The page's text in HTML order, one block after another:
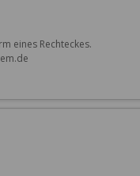
eines Rechteckes.